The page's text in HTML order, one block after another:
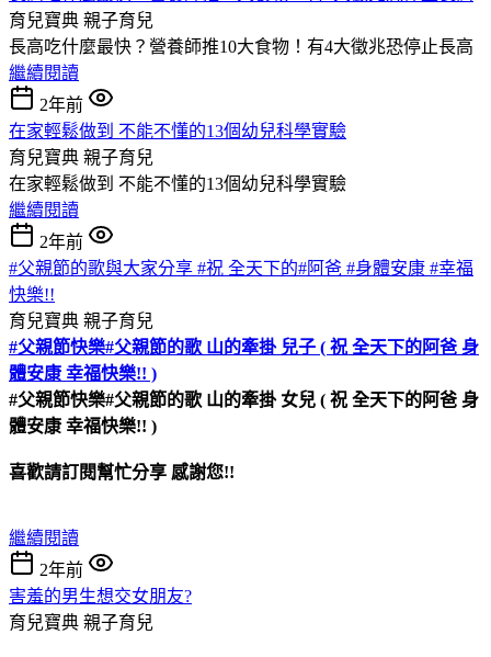
育兒寶典 親子育兒
長高吃什麼最快？營養師推10大食物！有4大徵兆恐停止長高
繼續閱讀
2年前
在家輕鬆做到 不能不懂的13個幼兒科學實驗
育兒寶典 親子育兒
在家輕鬆做到 不能不懂的13個幼兒科學實驗
繼續閱讀
2年前
#父親節的歌與大家分享 #祝 全天下的#阿爸 #身體安康 #幸福
快樂!!
育兒寶典 親子育兒
#父親節快樂#父親節的歌 山的牽掛 兒子 ( 祝 全天下的阿爸 身
體安康 幸福快樂!! )
#父親節快樂#父親節的歌 山的牽掛 女兒 ( 祝 全天下的阿爸 身
體安康 幸福快樂!! )
喜歡請訂閱幫忙分享 感謝您!!
繼續閱讀
2年前
害羞的男生想交女朋友?
育兒寶典 親子育兒